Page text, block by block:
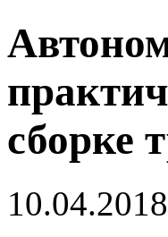
сборке
10.04.2018